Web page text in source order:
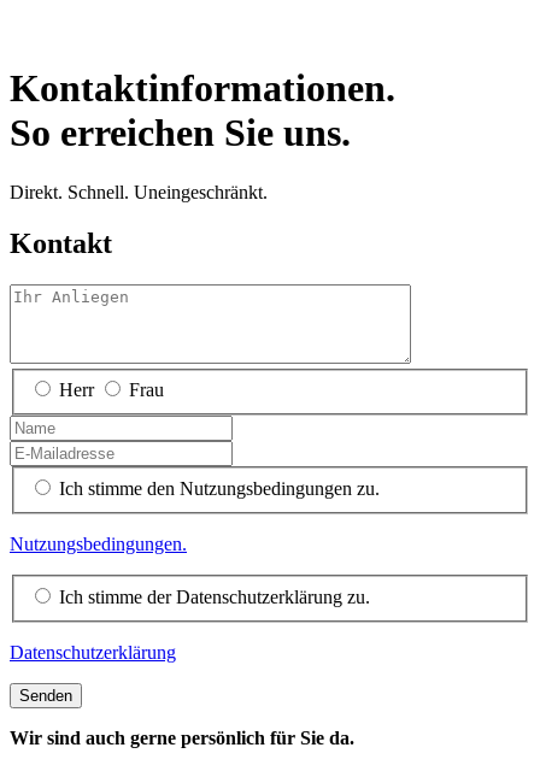
Kontaktinformationen.
So erreichen Sie uns.
Direkt. Schnell. Uneingeschränkt.
Kontakt
Herr Frau
Ich stimme den Nutzungsbedingungen zu.
Nutzungsbedingungen.
Ich stimme der Datenschutzerklärung zu.
Datenschutzerklärung
Wir sind auch gerne persönlich für Sie da.